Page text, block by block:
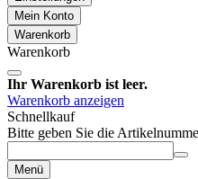
Mein Konto
Warenkorb
Warenkorb
Ihr Warenkorb ist leer.
Warenkorb anzeigen
Schnellkauf
Bitte geben Sie die
Menü